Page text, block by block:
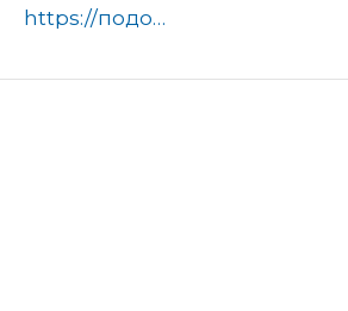
https://подольск-администрация.рф/news/bezopasnost/soblyudayte-pravila-bezopasnosti-na-vode-34177/